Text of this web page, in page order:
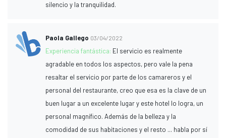
silencio y la tranquilidad.
Paola Gallego 03/04/2022
Experiencia fantástica: El servicio es realmente
agradable en todos los aspectos, pero vale la pena
resaltar el servicio por parte de los camareros y el
personal del restaurante, creo que esa es la clave de un
buen lugar a un excelente lugar y este hotel lo logra, un
personal magnífico. Además de la belleza y la
comodidad de sus habitaciones y el resto ... habla por sí